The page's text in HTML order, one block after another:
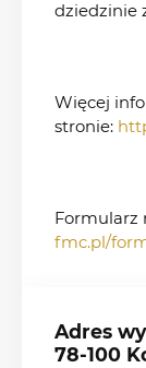
dziedzinie
Więcej
stronie:
Formularz
fmc.pl/
Adres
78-100